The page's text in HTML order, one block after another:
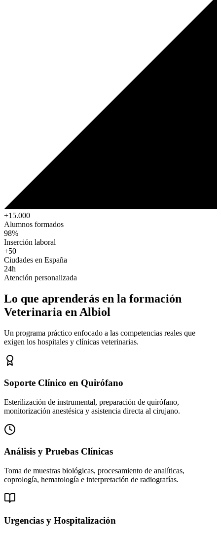
+15.000
Alumnos formados
98%
Inserción laboral
+50
Ciudades en España
24h
Atención personalizada
Lo que aprenderás en la formación
Veterinaria en Albiol
Un programa práctico enfocado a las competencias reales que
exigen los hospitales y clínicas veterinarias.
Soporte Clínico en Quirófano
Esterilización de instrumental, preparación de quirófano,
monitorización anestésica y asistencia directa al cirujano.
Análisis y Pruebas Clínicas
Toma de muestras biológicas, procesamiento de analíticas,
coprología, hematología e interpretación de radiografías.
Urgencias y Hospitalización